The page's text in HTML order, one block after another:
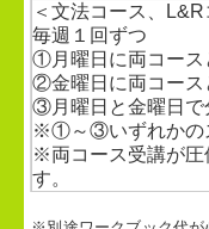
＜文法コース、L&R
毎週１回ずつ
①月曜日に両コース
②金曜日に両コース
③月曜日と金曜日で
※①～③いずれかの
※両コース受講が圧
す。